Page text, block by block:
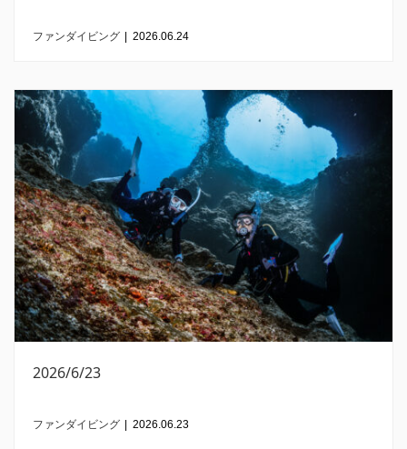
ファンダイビング | 2026.06.24
2026/6/23
ファンダイビング 2026.06.23